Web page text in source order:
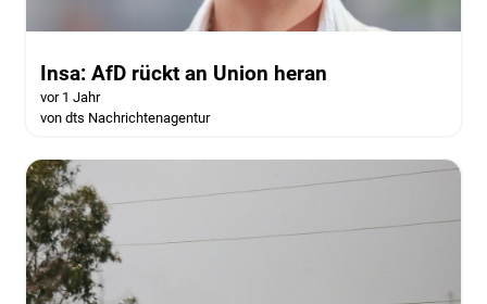
Insa: AfD rückt an Union heran
vor 1 Jahr
von dts Nachrichtenagentur